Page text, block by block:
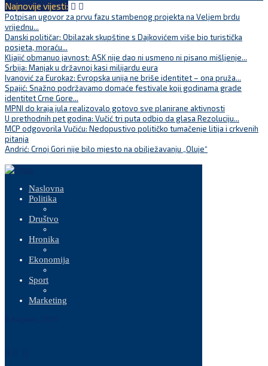
Najnovije vijesti:
Potpisan ugovor za prvu fazu stambenog projekta na Veljem brdu
vrijednu...
Danski političar: Obilazak skupštine s Dajkovićem više bio turistička
posjeta, moraću...
Kljajić obmanuo javnost: ASK nije dao ni usmeno ni pisano mišljenje...
Srbija: Manjak u državnoj kasi milijardu eura
Ivanović za Eurokaz: Evropska unija ne briše identitet – ona pruža...
Spajić: Snažno podržavamo domaće festivale koji godinama grade
identitet Crne Gore...
MPNI do kraja jula realizovalo gotovo sve planirane aktivnosti
U prethodnih pet godina: Vučić tri puta odbio da glasa Rezoluciju...
MCP odgovorila Vučiću: Nedopustivo političko tumačenje litija i crkvenih
pitanja
Andrić: Crnoj Gori nije bilo mjesto na obilježavanju „Oluje“
Naslovna
Politika
Društvo
Hronika
Ekonomija
Sport
Marketing